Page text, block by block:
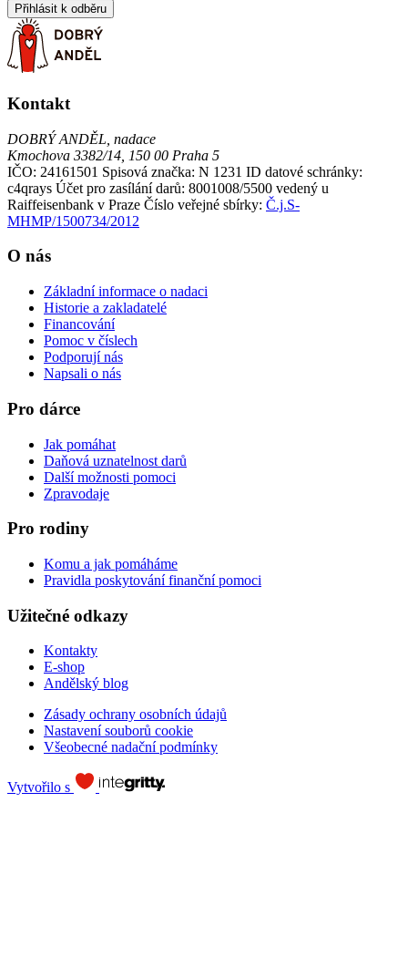
Přihlásit k odběru
Kontakt
DOBRÝ ANDĚL, nadace
Kmochova 3382/14, 150 00 Praha 5
IČO: 24161501 Spisová značka: N 1231 ID datové schránky:
c4qrays Účet pro zasílání darů: 8001008/5500 vedený u
Raiffeisenbank v Praze Číslo veřejné sbírky: Č.j.S-
MHMP/1500734/2012
O nás
Základní informace o nadaci
Historie a zakladatelé
Financování
Pomoc v číslech
Podporují nás
Napsali o nás
Pro dárce
Jak pomáhat
Daňová uznatelnost darů
Další možnosti pomoci
Zpravodaje
Pro rodiny
Komu a jak pomáháme
Pravidla poskytování finanční pomoci
Užitečné odkazy
Kontakty
E-shop
Andělský blog
Zásady ochrany osobních údajů
Nastavení souborů cookie
Všeobecné nadační podmínky
Vytvořilo s